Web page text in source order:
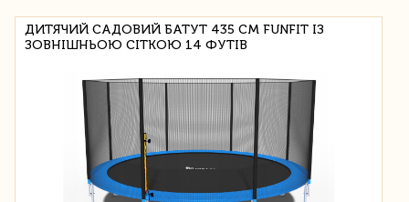
ДИТЯЧИЙ САДОВИЙ БАТУТ 435 СМ FUNFIT ІЗ
ЗОВНІШНЬОЮ СІТКОЮ 14 ФУТІВ